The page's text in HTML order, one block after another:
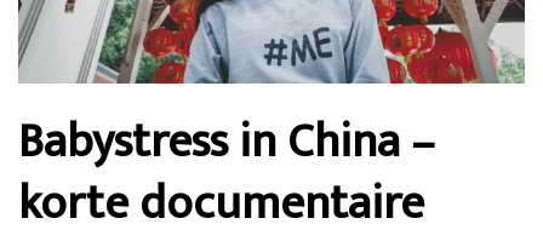
Babystress in China –
korte documentaire